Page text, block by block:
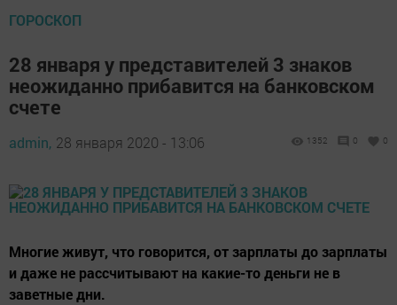
ГОРОСКОП
28 января у представителей 3 знаков
неожиданно прибавится на банковском
счете
admin, 28 января 2020 - 13:06 1352 0 0
Многие живут, что говорится, от зарплаты до зарплаты
и даже не рассчитывают на какие-то деньги не в
заветные дни.